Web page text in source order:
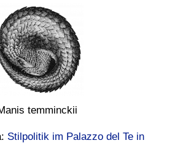
temminckii
Stilpolitik im Palazzo del Te in